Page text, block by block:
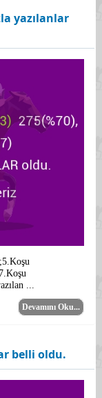
yazılanlar
...
Devamını Oku...
belli oldu.